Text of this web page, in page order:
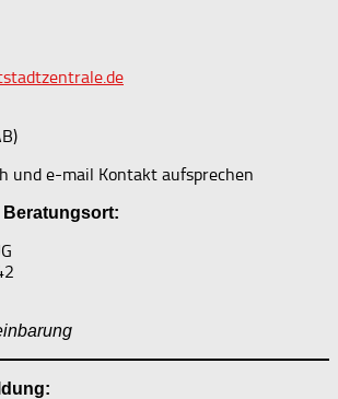
und e-mail Kontakt aufsprechen
Beratungsort: